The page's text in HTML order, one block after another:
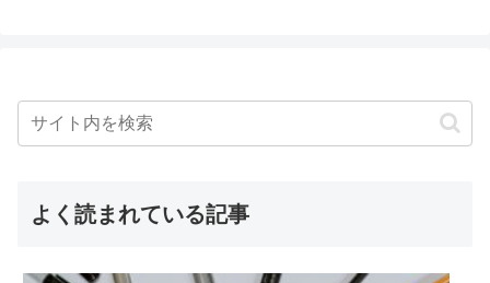
よく読まれている記事